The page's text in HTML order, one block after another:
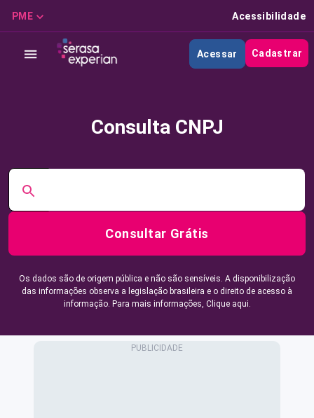
PME Acessibilidade
Acessar Cadastrar
Consulta CNPJ
Consultar Grátis
Os dados são de origem pública e não são sensíveis. A disponibilização
das informações observa a legislação brasileira e o direito de acesso à
informação. Para mais informações, Clique aqui.